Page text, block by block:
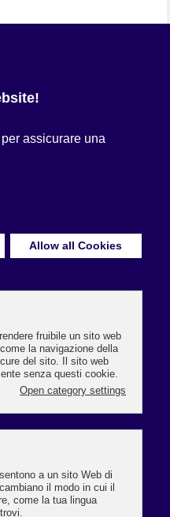
AI DIPENDENTI E TITOLARI DI
2024
ottobre)